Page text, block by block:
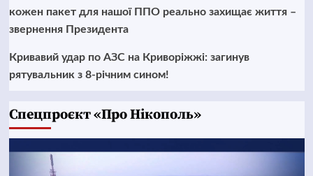
кожен пакет для нашої ППО реально захищає життя –
звернення Президента
Кривавий удар по АЗС на Криворіжжі: загинув
рятувальник з 8-річним сином!
Cпецпроєкт «Про Нікополь»